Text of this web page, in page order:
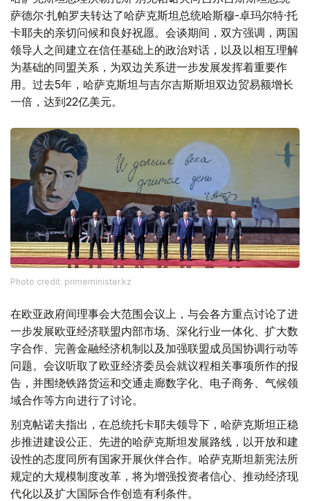
萨德尔·扎帕罗夫转达了哈萨克斯坦总统哈斯穆-卓玛尔特·托
卡耶夫的亲切问候和良好祝愿。会谈期间，双方强调，两国
领导人之间建立在信任基础上的政治对话，以及以相互理解
为基础的同盟关系，为双边关系进一步发展发挥着重要作
用。过去5年，哈萨克斯坦与吉尔吉斯斯坦双边贸易额增长
一倍，达到22亿美元。
Photo credit: primeminister.kz
在欧亚政府间理事会大范围会议上，与会各方重点讨论了进
一步发展欧亚经济联盟内部市场、深化行业一体化、扩大数
字合作、完善金融经济机制以及加强联盟成员国协调行动等
问题。会议听取了欧亚经济委员会就议程相关事项所作的报
告，并围绕铁路货运和交通走廊数字化、电子商务、气候领
域合作等方向进行了讨论。
别克帖诺夫指出，在总统托卡耶夫领导下，哈萨克斯坦正稳
步推进建设公正、先进的哈萨克斯坦发展路线，以开放和建
设性的态度同所有国家开展伙伴合作。哈萨克斯坦新宪法所
规定的大规模制度改革，将为增强投资者信心、推动经济现
代化以及扩大国际合作创造有利条件。